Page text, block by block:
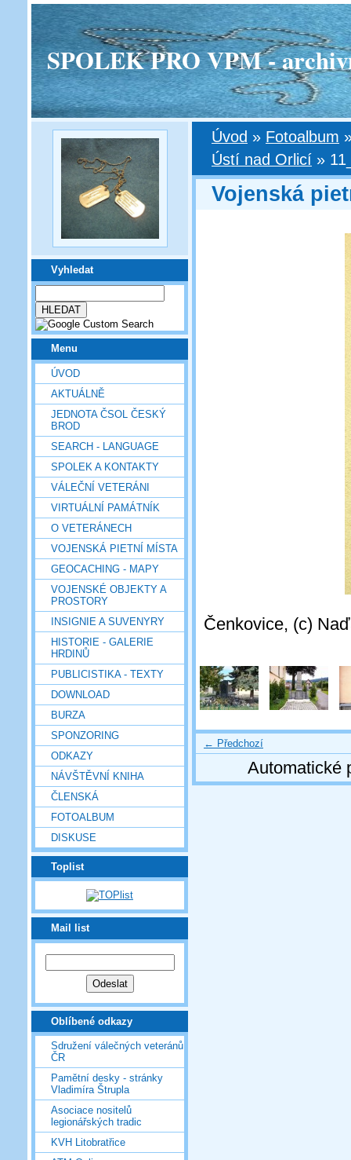
SPOLEK PRO VPM -
Vyhledat
Menu
ÚVOD
AKTUÁLNĚ
JEDNOTA ČSOL ČESKÝ
BROD
SEARCH - LANGUAGE
SPOLEK A KONTAKTY
VÁLEČNÍ VETERÁNI
VIRTUÁLNÍ PAMÁTNÍK
O VETERÁNECH
VOJENSKÁ PIETNÍ MÍSTA
GEOCACHING - MAPY
VOJENSKÉ OBJEKTY A
PROSTORY
INSIGNIE A SUVENYRY
HISTORIE - GALERIE
HRDINŮ
PUBLICISTIKA - TEXTY
DOWNLOAD
BURZA
SPONZORING
ODKAZY
NÁVŠTĚVNÍ KNIHA
ČLENSKÁ
FOTOALBUM
DISKUSE
Toplist
Mail list
Oblíbené odkazy
Sdružení válečných veteránů
ČR
Pamětní desky - stránky
Vladimíra Štrupla
Asociace nositelů
legionářských tradic
KVH Litobratřice
Úvod » Fotoalbum
Ústí nad Orlicí »
Vojenská
Čenkovice, (c)
← Předchozí
Automatické